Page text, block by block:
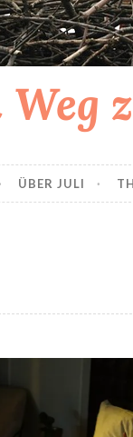
ÜBER JULI
5. und 6. SSW: Übelkeit, Alkoholverbot und nächtliches Pinkeln